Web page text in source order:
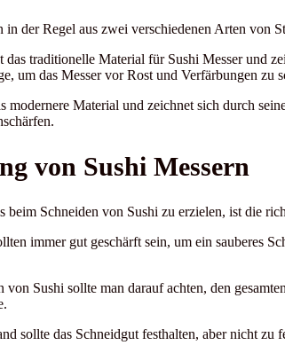
in der Regel aus zwei verschiedenen Arten von
das traditionelle Material für Sushi Messer und
um das Messer vor Rost und Verfärbungen zu
modernere Material und zeichnet sich durch
von Sushi Messern
beim Schneiden von Sushi zu erzielen, ist die
immer gut geschärft sein, um ein sauberes
von Sushi sollte man darauf achten, den
sollte das Schneidgut festhalten, aber nicht zu